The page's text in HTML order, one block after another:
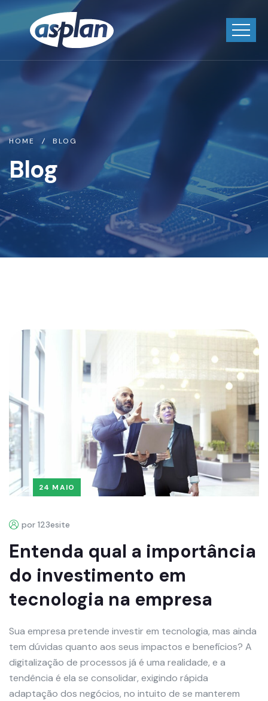
HOME BLOG
Blog
24 MAIO
por 123esite
Entenda qual a importância
do investimento em
tecnologia na empresa
Sua empresa pretende investir em tecnologia, mas ainda
tem dúvidas quanto aos seus impactos e benefícios? A
digitalização de processos já é uma realidade, e a
tendência é ela se consolidar, exigindo rápida
adaptação dos negócios, no intuito de se manterem